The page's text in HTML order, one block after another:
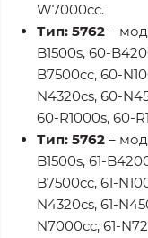
W7000cc.
Тип: 5762 –
B1500s, 60-
B7500cc, 60-
N4320cs, 60-
60-R1000s, 60-
Тип: 5762 –
B1500s, 61-
B7500cc, 61-
N4320cs, 61-
N7000cc, 61-